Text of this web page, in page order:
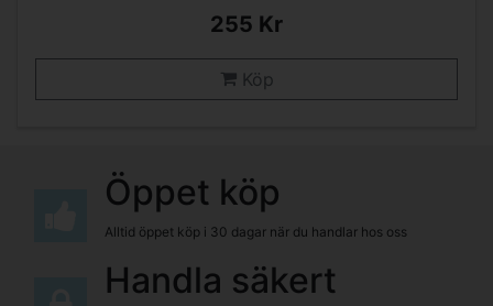
255 Kr
Köp
Öppet köp
Alltid öppet köp i 30 dagar när du handlar hos oss
Handla säkert